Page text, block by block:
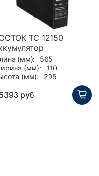
TC 12150
(мм):
565
(мм):
110
(мм):
295
руб